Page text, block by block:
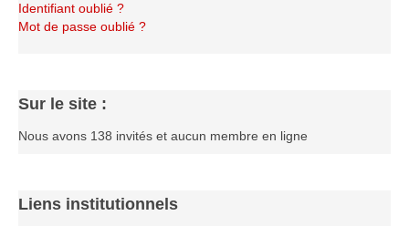
Identifiant oublié ?
Mot de passe oublié ?
Sur le site :
Nous avons 138 invités et aucun membre en ligne
Liens institutionnels